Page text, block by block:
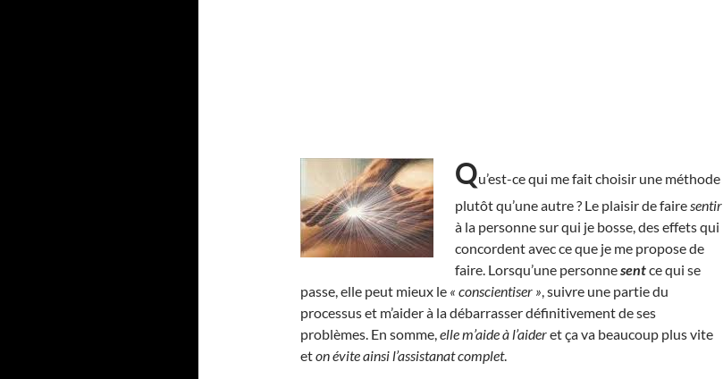
Qu’est-ce qui me fait choisir une méthode
plutôt qu’une autre ? Le plaisir de fairesentir
à la personne sur qui je bosse, des effets qui
concordent avec ce que je me propose de
faire. Lorsqu’une personnesentce qui se
passe, elle peut mieux le « conscientiser », suivre une partie du
processus et m’aider à la débarrasser définitivement de ses
problèmes. En somme,elle m’aide à l’aideret ça va beaucoup plus vite
eton évite ainsi l’assistanat complet.